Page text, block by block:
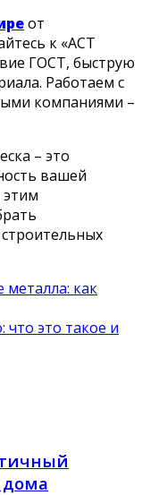
от
к «АСТ
ГОСТ, быструю
Работаем с
компаниями –
– это
вашей
этим
как
что это такое и
дома